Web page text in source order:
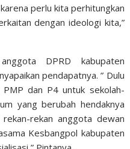
perlu kita perhitungkan
dengan ideologi kita,”
DPRD kabupaten
pendapatnya. ” Dulu
dan P4 untuk sekolah-
yang berubah hendaknya
rekan anggota dewan
Kesbangpol kabupaten